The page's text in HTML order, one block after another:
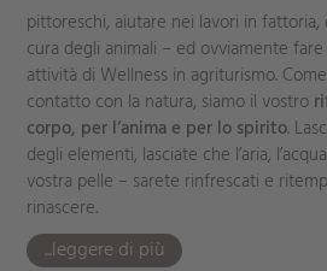
pittoreschi, aiutare nei lavori in fattoria,
cura degli animali – ed ovviamente
attività di Wellness in agriturismo.
contatto con la natura, siamo il vostro
corpo, per l‘anima e per lo spirito.
degli elementi, lasciate che l’aria,
vostra pelle – sarete rinfrescati e
rinascere.
...leggere di più